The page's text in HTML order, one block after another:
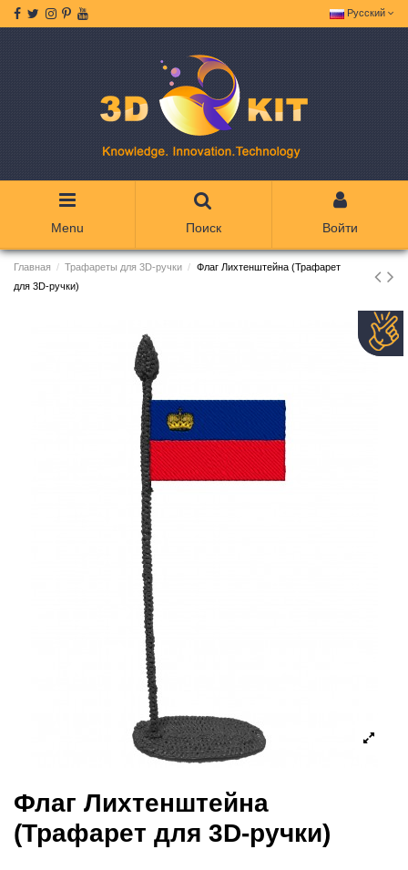
Русский
Menu Поиск Войти
Главная Трафареты для 3D-ручки
Флаг Лихтенштейна (Трафарет
для 3D-ручки)
Флаг Лихтенштейна
(Трафарет для 3D-ручки)